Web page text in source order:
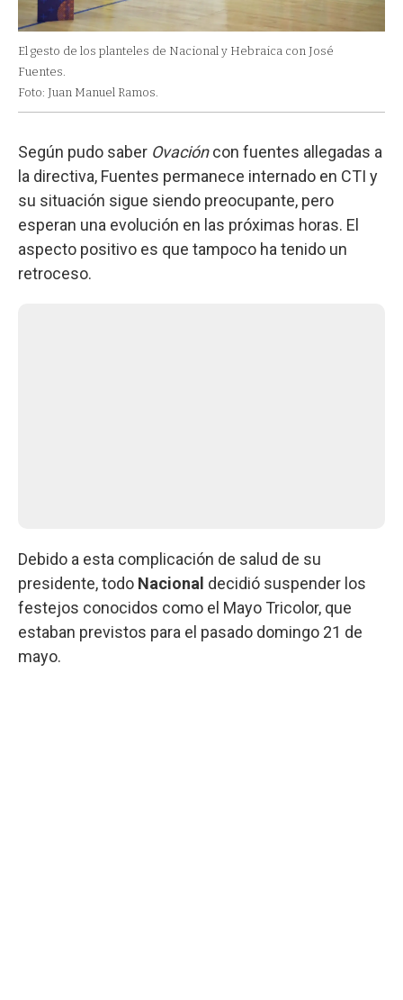
El gesto de los planteles de Nacional y Hebraica con José
Fuentes.
Foto: Juan Manuel Ramos.
Según pudo saber Ovacióncon fuentes allegadas a
la directiva, Fuentes permanece internado en CTI y
su situación sigue siendo preocupante, pero
esperan una evolución en las próximas horas. El
aspecto positivo es que tampoco ha tenido un
retroceso.
Debido a esta complicación de salud de su
presidente, todo Nacional decidió suspender los
festejos conocidos como el Mayo Tricolor, que
estaban previstos para el pasado domingo 21 de
mayo.